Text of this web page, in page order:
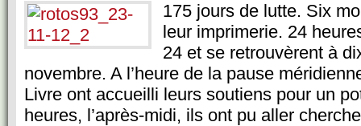
175 jours de lutte. Six
leur imprimerie. 24
24 et se retrouvèrent à
novembre. A l’heure de la pause
Livre ont accueilli leurs soutiens pour un
heures, l’après-midi, ils ont pu aller